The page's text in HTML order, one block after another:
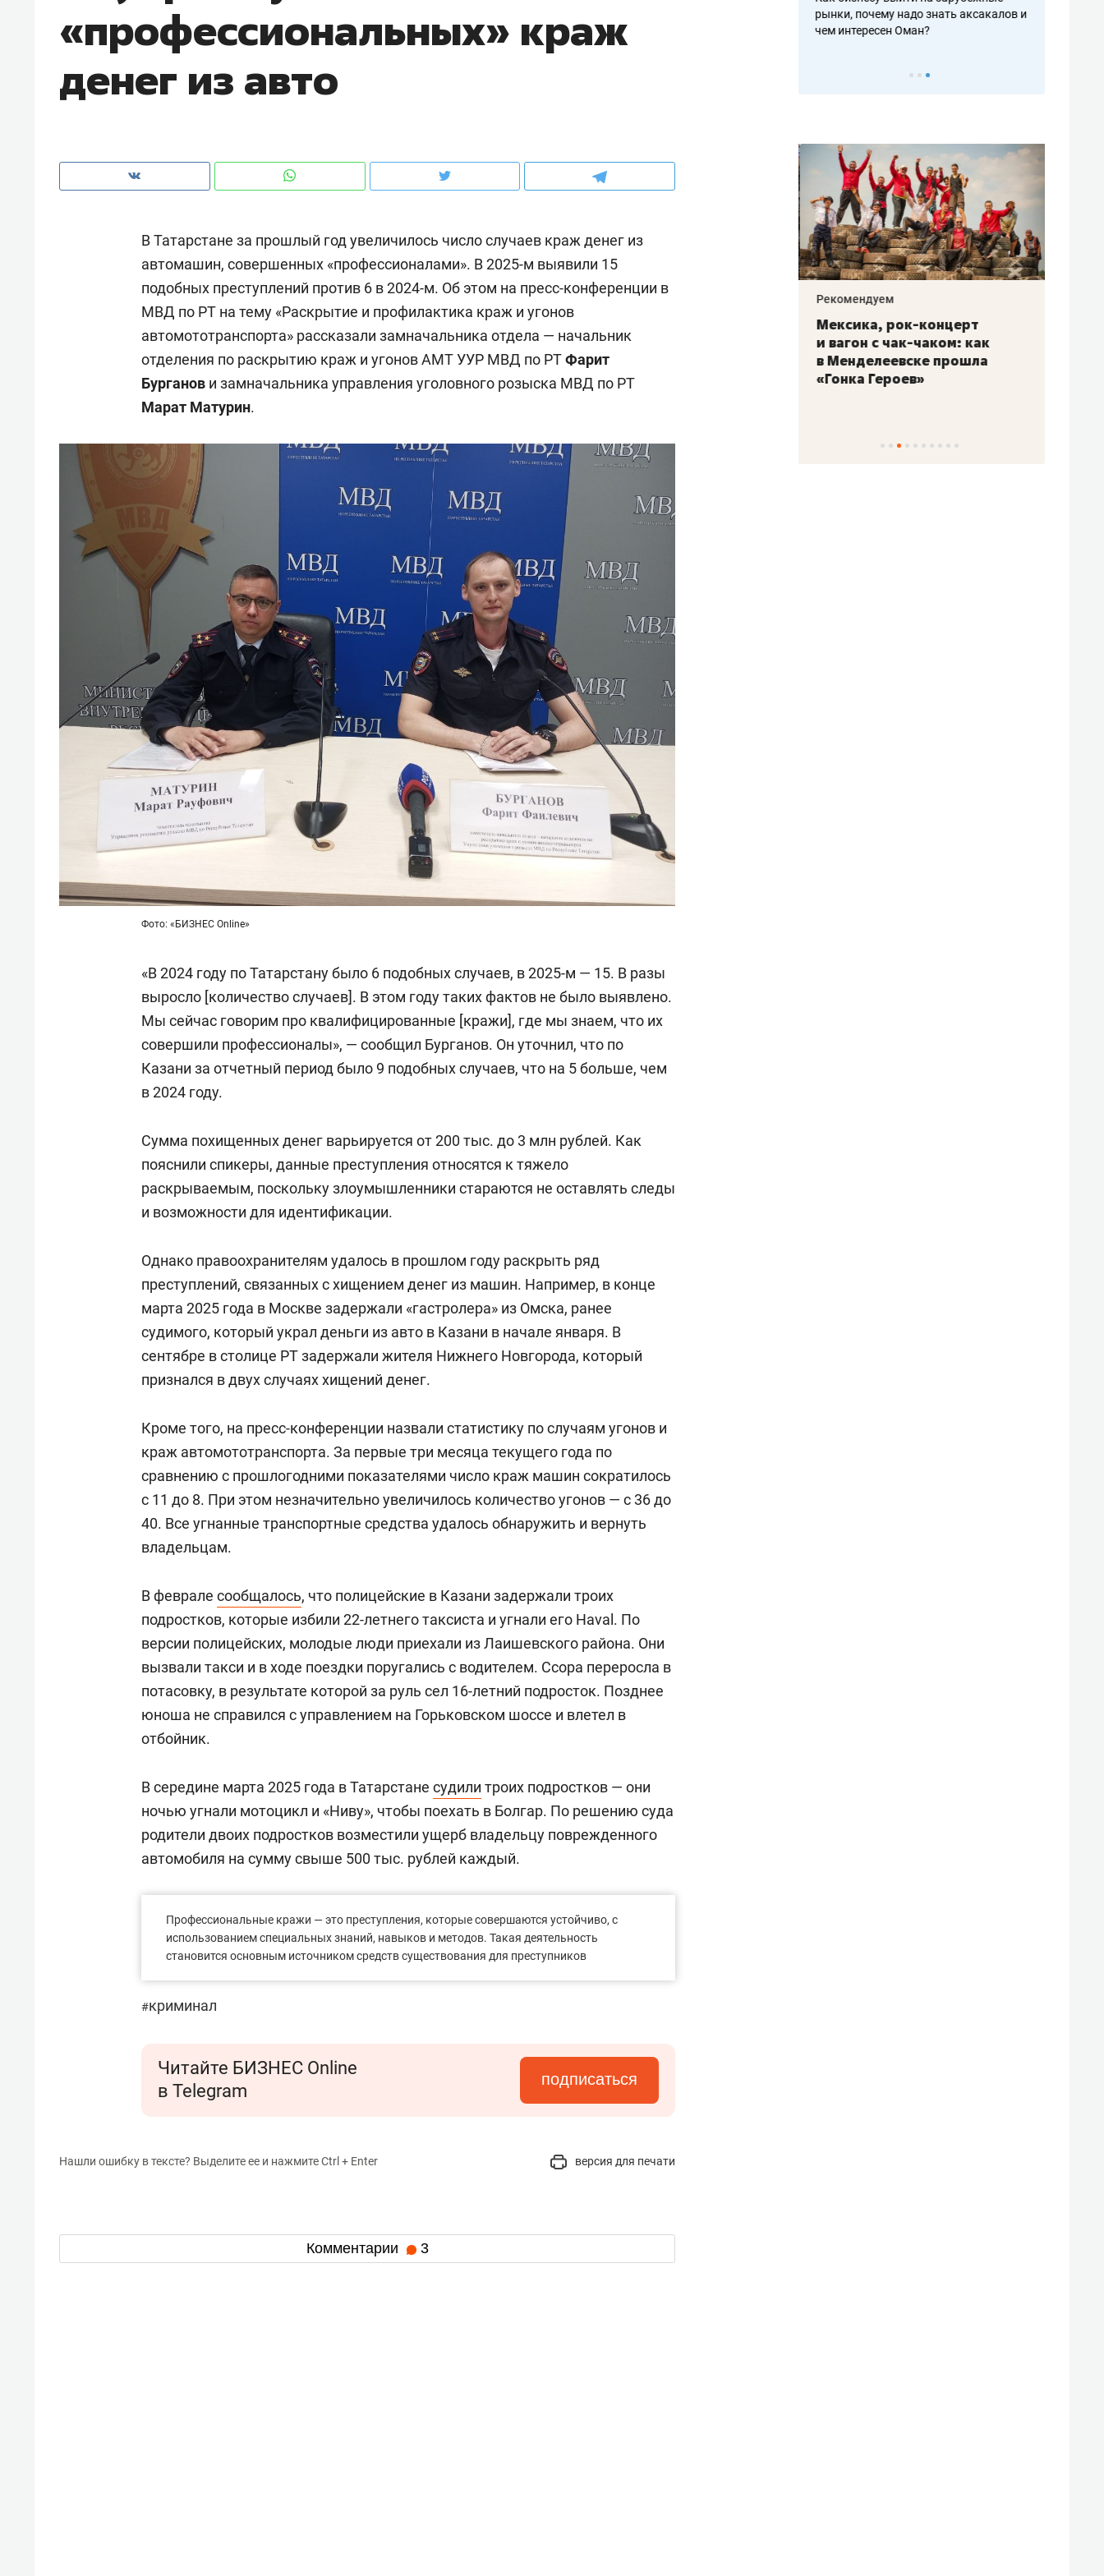
«профессиональных» краж
денег из авто
В Татарстане за прошлый год увеличилось число случаев краж денег из
автомашин, совершенных «профессионалами». В 2025-м выявили 15
подобных преступлений против 6 в 2024-м. Об этом на пресс-конференции в
МВД по РТ на тему «Раскрытие и профилактика краж и угонов
автомототранспорта» рассказали замначальника отдела — начальник
отделения по раскрытию краж и угонов АМТ УУР МВД по РТФарит
Бурганов и замначальника управления уголовного розыска МВД по РТ
Марат Матурин.
Фото: «БИЗНЕС Online»
«В 2024 году по Татарстану было 6 подобных случаев, в 2025-м — 15. В разы
выросло [количество случаев]. В этом году таких фактов не было выявлено.
Мы сейчас говорим про квалифицированные [кражи], где мы знаем, что их
совершили профессионалы», — сообщил Бурганов. Он уточнил, что по
Казани за отчетный период было 9 подобных случаев, что на 5 больше, чем
в 2024 году.
Сумма похищенных денег варьируется от 200 тыс. до 3 млн рублей. Как
пояснили спикеры, данные преступления относятся к тяжело
раскрываемым, поскольку злоумышленники стараются не оставлять следы
и возможности для идентификации.
Однако правоохранителям удалось в прошлом году раскрыть ряд
преступлений, связанных с хищением денег из машин. Например, в конце
марта 2025 года в Москве задержали «гастролера» из Омска, ранее
судимого, который украл деньги из авто в Казани в начале января. В
сентябре в столице РТ задержали жителя Нижнего Новгорода, который
признался в двух случаях хищений денег.
Кроме того, на пресс-конференции назвали статистику по случаям угонов и
краж автомототранспорта. За первые три месяца текущего года по
сравнению с прошлогодними показателями число краж машин сократилось
с 11 до 8. При этом незначительно увеличилось количество угонов — с 36 до
40. Все угнанные транспортные средства удалось обнаружить и вернуть
владельцам.
В феврале сообщалось, что полицейские в Казани задержали троих
подростков, которые избили 22-летнего таксиста и угнали его Haval. По
версии полицейских, молодые люди приехали из Лаишевского района. Они
вызвали такси и в ходе поездки поругались с водителем. Ссора переросла в
потасовку, в результате которой за руль сел 16-летний подросток. Позднее
юноша не справился с управлением на Горьковском шоссе и влетел в
отбойник.
В середине марта 2025 года в Татарстане судили троих подростков — они
ночью угнали мотоцикл и «Ниву», чтобы поехать в Болгар. По решению суда
родители двоих подростков возместили ущерб владельцу поврежденного
автомобиля на сумму свыше 500 тыс. рублей каждый.
Профессиональные кражи — это преступления, которые совершаются устойчиво, с
использованием специальных знаний, навыков и методов. Такая деятельность
становится основным источником средств существования для преступников
#криминал
Читайте БИЗНЕС Online
в Telegram
подписаться
Нашли ошибку в тексте? Выделите ее и нажмите Ctrl + Enter версия для печати
Комментарии 3
рынки, почему надо знать аксакалов и
чем интересен Оман?
клиентах и чудных запросах мастеров налогах и развитии без кредитов
рынки, почему надо знать аксакалов и
чем интересен Оман?
Как ГК «МИР ГРУПП» и ВТБ
создают оазис жилого
комфорта под Казанью
Рекомендуем
150 камер до квартиры и Face
ID вместо ключа: какой будет
безопасность в ЖК «Нова»
Рекомендуем
природе, работа
с ментальным и физическим
состоянием как основа
антихрупких команд
Рекомендуем
Мексика, рок-концерт
и вагон с чак-чаком: как
в Менделеевске прошла
«Гонка Героев»